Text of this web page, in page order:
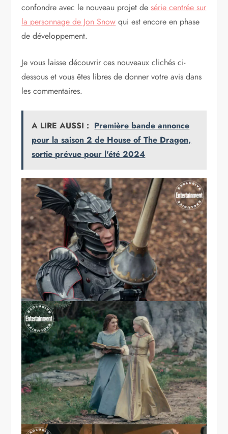
confondre avec le nouveau projet desérie centrée sur
la personnage de Jon Snow qui est encore en phase
de développement.
Je vous laisse découvrir ces nouveaux clichés ci-
dessous et vous êtes libres de donner votre avis dans
les commentaires.
A LIRE AUSSI : Première bande annonce
pour la saison 2 de House of The Dragon,
sortie prévue pour l'été 2024